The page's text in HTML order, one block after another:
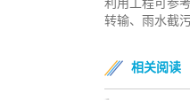
利用工程可参
转输、雨水截
相关阅读